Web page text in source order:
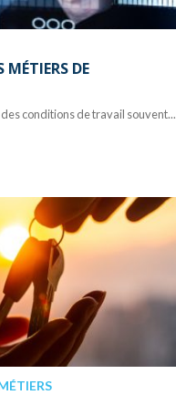
MÉTIERS DE
conditions de travail souvent...